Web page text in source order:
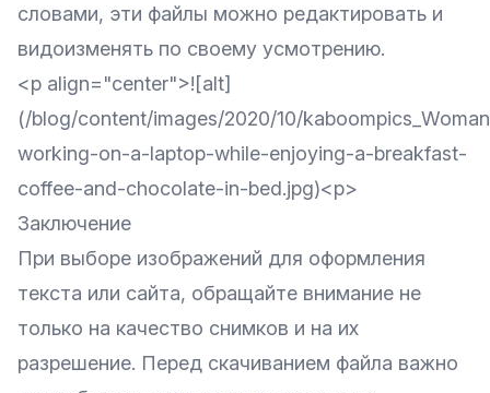
словами, эти файлы можно редактировать и
видоизменять по своему усмотрению.
<p align="center">![alt]
(/blog/content/images/2020/10/
working-on-a-laptop-while-enjoying-a-breakfast-
coffee-and-chocolate-in-bed.jpg)<p>
Заключение
При выборе изображений для оформления
текста или сайта, обращайте внимание не
только на качество снимков и на их
разрешение. Перед скачиванием файла важно